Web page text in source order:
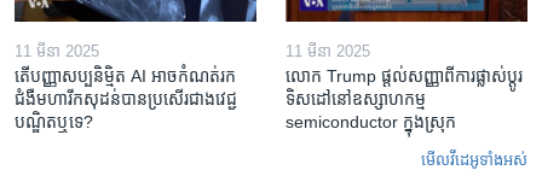
11 មីនា 2025
តើ​បញ្ញាសប្បនិម្មិត​ AI អាច​កំណត់​រក​
ជំងឺមហារីក​សុដន់​បាន​ប្រសើរ​ជាង​វេជ្ជ
បណ្ឌិត​ឬ​ទេ?
11 មីនា 2025
លោក Trump ផ្តល់សញ្ញាពីការផ្លាស់ប្តូរ
ទិសដៅនៅឧស្សាហកម្ម
semiconductor ក្នុងស្រុក
មើល​វីដេអូ​ទាំង​អស់